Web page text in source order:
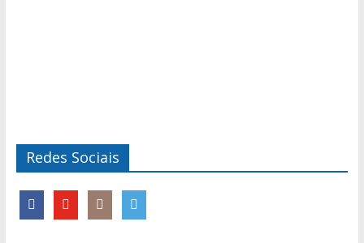
Redes Sociais